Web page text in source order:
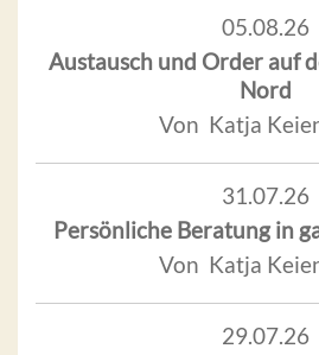
05.08.26
Austausch und Order auf
Nord
Von Katja
31.07.26
Persönliche Beratung in
Von Katja
29.07.26